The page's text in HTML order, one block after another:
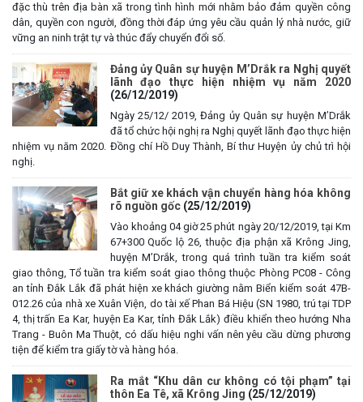
đặc thù trên địa bàn xã trong tình hình mới nhằm bảo đảm quyền công
dân, quyền con người, đồng thời đáp ứng yêu cầu quản lý nhà nước, giữ
vững an ninh trật tự và thúc đẩy chuyển đổi số.
Đảng ủy Quân sự huyện M’Drắk ra Nghị quyết
lãnh đạo thực hiện nhiệm vụ năm 2020
(26/12/2019)
Ngày 25/12/ 2019, Đảng ủy Quân sự huyện M’Drắk
đã tổ chức hội nghị ra Nghị quyết lãnh đạo thực hiện
nhiệm vụ năm 2020. Đồng chí Hồ Duy Thành, Bí thư Huyện ủy chủ trì hội
nghị.
Bắt giữ xe khách vận chuyển hàng hóa không
rõ nguồn gốc (25/12/2019)
Vào khoảng 04 giờ 25 phút ngày 20/12/2019, tại Km
67+300 Quốc lộ 26, thuộc địa phận xã Krông Jing,
huyện M’Drắk, trong quá trình tuần tra kiểm soát
giao thông, Tổ tuần tra kiểm soát giao thông thuộc Phòng PC08 - Công
an tỉnh Đắk Lắk đã phát hiện xe khách giường nằm Biển kiểm soát 47B-
012.26 của nhà xe Xuân Viện, do tài xế Phan Bá Hiệu (SN 1980, trú tại TDP
4, thị trấn Ea Kar, huyện Ea Kar, tỉnh Đắk Lắk) điều khiển theo hướng Nha
Trang - Buôn Ma Thuột, có dấu hiệu nghi vấn nên yêu cầu dừng phương
tiện để kiểm tra giấy tờ và hàng hóa.
Ra mắt “Khu dân cư không có tội phạm” tại
thôn Ea Tê, xã Krông Jing (25/12/2019)